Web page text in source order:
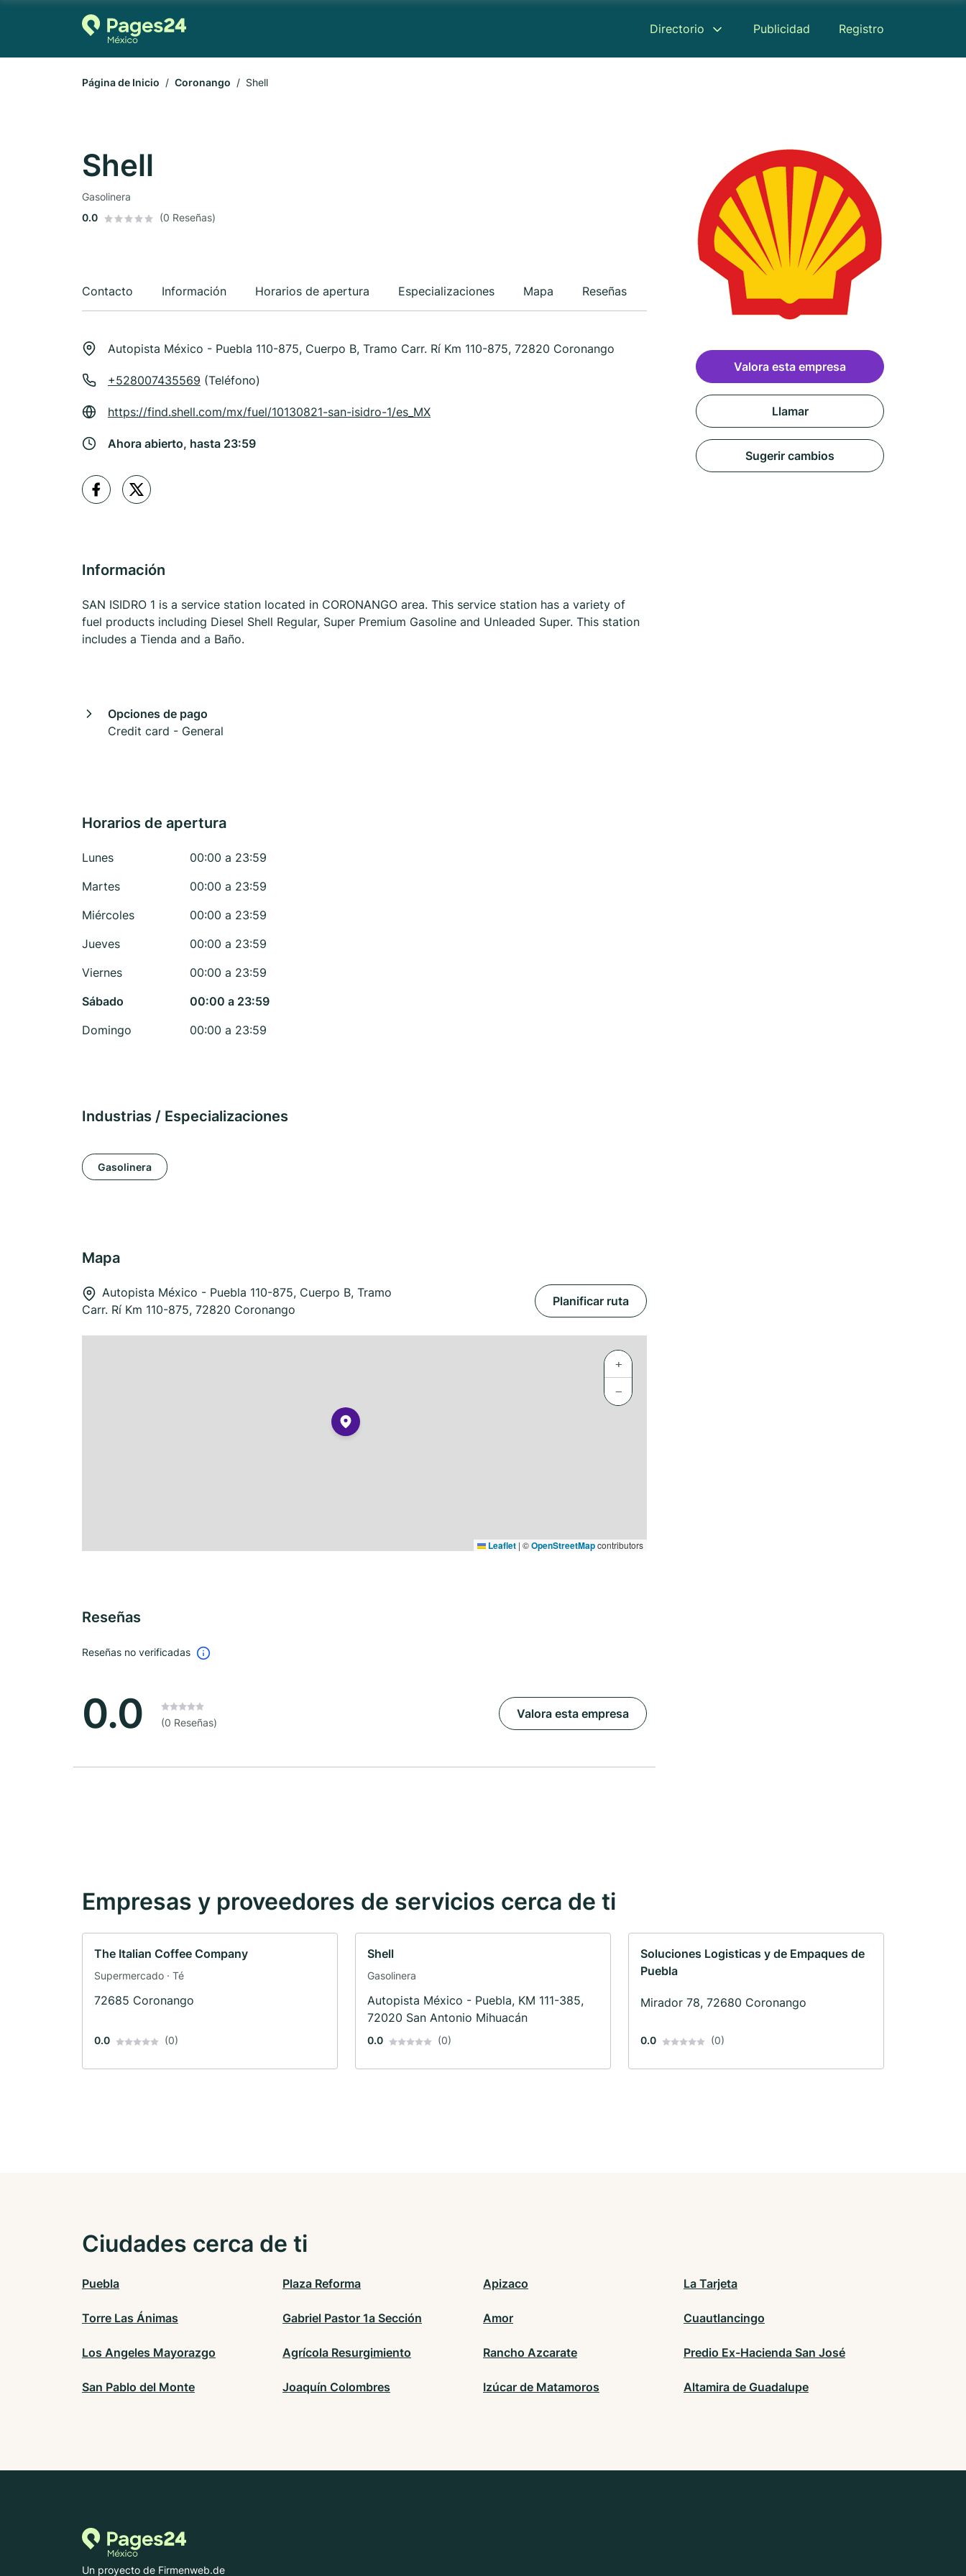
Directorio Publicidad Registro
Página de Inicio Coronango Shell
Shell
Gasolinera
0.0
(0 Reseñas)
Contacto Información Horarios de apertura Especializaciones Mapa Reseñas
Autopista México - Puebla 110-875, Cuerpo B, Tramo Carr. Rí Km 110-875, 72820 Coronango
+528007435569 (Teléfono)
https://find.shell.com/mx/fuel/10130821-san-isidro-1/es_MX
Ahora abierto, hasta 23:59
Información
SAN ISIDRO 1 is a service station located in CORONANGO area. This service station has a variety of
fuel products including Diesel Shell Regular, Super Premium Gasoline and Unleaded Super. This station
includes a Tienda and a Baño.
Opciones de pago
Credit card - General
Horarios de apertura
Lunes
00:00 a 23:59
Martes
00:00 a 23:59
Miércoles
00:00 a 23:59
Jueves
00:00 a 23:59
Viernes
00:00 a 23:59
Sábado
00:00 a 23:59
Domingo
00:00 a 23:59
Industrias / Especializaciones
Gasolinera
Mapa
Autopista México - Puebla 110-875, Cuerpo B, Tramo
Carr. Rí Km 110-875, 72820 Coronango
Planificar ruta
+
−
Leaflet | ©OpenStreetMapcontributors
Reseñas
Reseñas no verificadas
0.0 (0 Reseñas)
Valora esta empresa
Valora esta empresa
Llamar
Sugerir cambios
Empresas y proveedores de servicios cerca de ti
The Italian Coffee Company
Supermercado · Té
72685 Coronango
0.0 (0)
Shell
Gasolinera
Autopista México - Puebla, KM 111-385,
72020 San Antonio Mihuacán
0.0 (0)
Soluciones Logisticas y de Empaques de
Puebla
Mirador 78, 72680 Coronango
0.0 (0)
Ciudades cerca de ti
Puebla Plaza Reforma Apizaco La Tarjeta
Torre Las Ánimas Gabriel Pastor 1a Sección Amor Cuautlancingo
Los Angeles Mayorazgo Agrícola Resurgimiento Rancho Azcarate Predio Ex-Hacienda San José
San Pablo del Monte Joaquín Colombres Izúcar de Matamoros Altamira de Guadalupe
Un proyecto de Firmenweb.de